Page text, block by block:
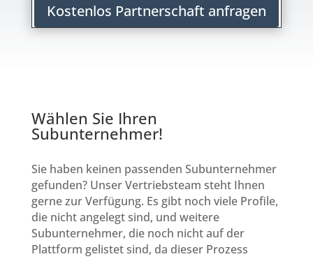
Kostenlos Partnerschaft anfragen
Wählen Sie Ihren
Subunternehmer!
Sie haben keinen passenden Subunternehmer
gefunden? Unser Vertriebsteam steht Ihnen
gerne zur Verfügung. Es gibt noch viele Profile,
die nicht angelegt sind, und weitere
Subunternehmer, die noch nicht auf der
Plattform gelistet sind, da dieser Prozess